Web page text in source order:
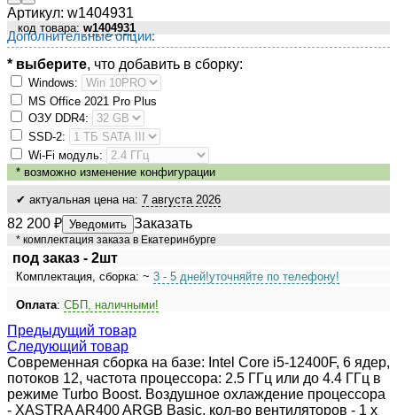
Артикул: w1404931
код товара: w1404931
Дополнительные опции:
* выберите, что добавить в сборку:
Windows:
MS Оffiсе 2021 Рrо Рlus
ОЗУ DDR4:
SSD-2:
Wi-Fi модуль:
* возможно изменение конфигурации
✔ актуальная цена на: 7 августа 2026
82 200 ₽ Уведомить Заказать
* комплектация заказа в Екатеринбурге
под заказ - 2шт
Комплектация, сборка: ~ 3 - 5 дней!уточняйте по телефону!
Оплата: СБП, наличными!
Предыдущий товар
Следующий товар
Современная сборка на базе: Intel Core i5-12400F, 6 ядер,
потоков 12, частота процессора: 2.5 ГГц или до 4.4 ГГц в
режиме Turbo Boost. Воздушное охлаждение процессора
- XASTRA AR400 ARGB Basic, кол-во вентиляторов - 1 x